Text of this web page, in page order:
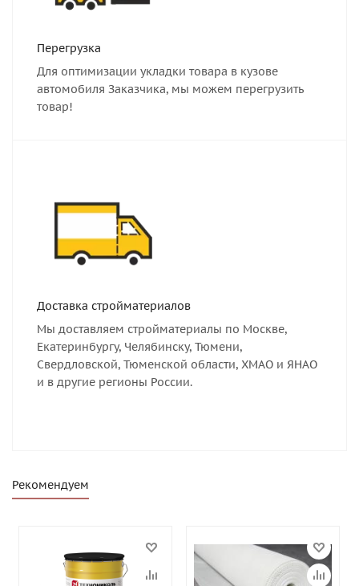
Перегрузка
Для оптимизации укладки товара в кузове
автомобиля Заказчика, мы можем перегрузить
товар!
Доставка стройматериалов
Мы доставляем стройматериалы по Москве,
Екатеринбургу, Челябинску, Тюмени,
Свердловской, Тюменской области, ХМАО и ЯНАО
и в другие регионы России.
Рекомендуем